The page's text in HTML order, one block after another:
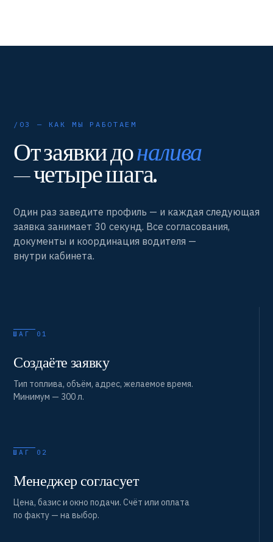
/03 — КАК МЫ РАБОТАЕМ
От заявки доналива
— четыре шага.
Один раз заведите профиль — и каждая следующая
заявка занимает 30 секунд. Все согласования,
документы и координация водителя —
внутри кабинета.
ШАГ 01
Создаёте заявку
Тип топлива, объём, адрес, желаемое время.
Минимум — 300 л.
ШАГ 02
Менеджер согласует
Цена, базис и окно подачи. Счёт или оплата
по факту — на выбор.